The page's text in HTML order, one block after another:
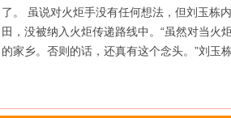
了。 虽说对火炬手没有任何想法，但刘玉栋
田，没被纳入火炬传递路线中。“虽然对当火
的家乡。否则的话，还真有这个念头。”刘玉栋